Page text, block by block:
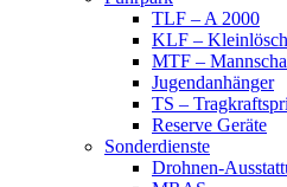
TLF – A 2000
KLF –
MTF –
Jugendanhänger
TS –
Reserve Geräte
Sonderdienste
Drohnen-